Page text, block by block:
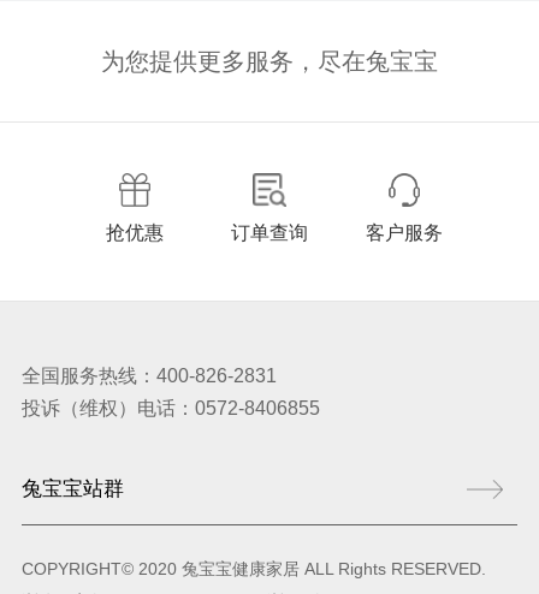
为您提供更多服务，尽在兔宝宝
抢优惠 订单查询 客户服务
全国服务热线：400-826-2831
投诉（维权）电话：0572-8406855
COPYRIGHT© 2020 兔宝宝健康家居 ALL Rights RESERVED.